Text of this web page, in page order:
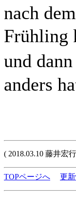
nach
Frühling
und
anders
( 2018.03.10 藤井宏行
TOPページへ 更